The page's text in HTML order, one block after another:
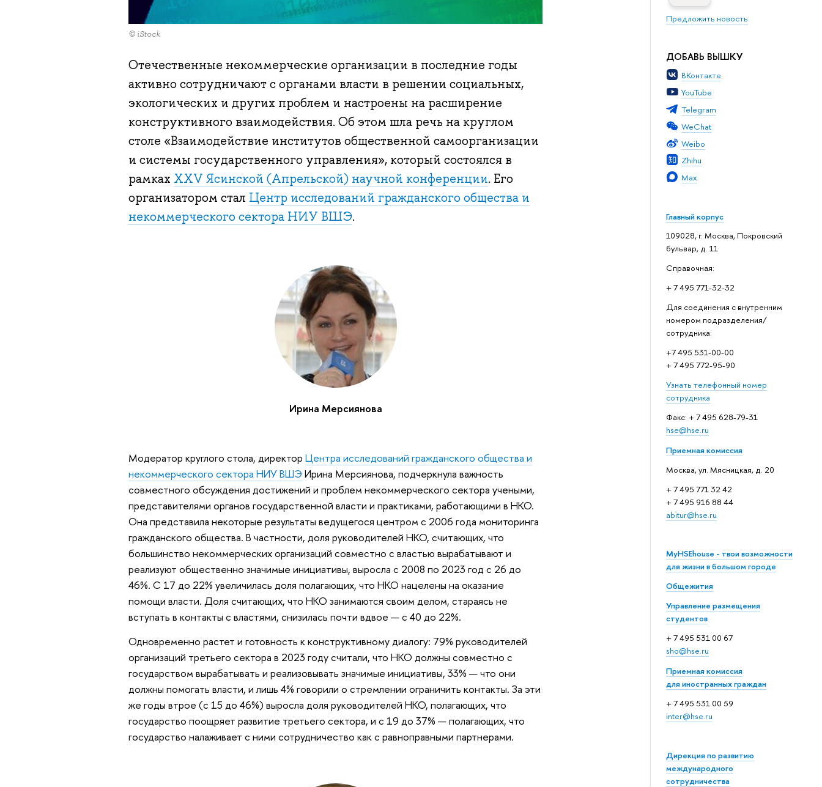
Предложить новость
ДОБАВЬ ВЫШКУ
ВКонтакте
YouTube
Telegram
WeChat
Weibo
Zhihu
Max
Главный корпус
109028, г. Москва, Покровский
бульвар, д. 11
Справочная:
+ 7 495 771-32-32
Для соединения с внутренним
номером подразделения/
сотрудника:
+7 495 531-00-00
+ 7 495 772-95-90
Узнать телефонный номер
сотрудника
Факс: + 7 495 628-79-31
hse@hse.ru
Приемная комиссия
Москва, ул. Мясницкая, д. 20
+ 7 495 771 32 42
+ 7 495 916 88 44
abitur@hse.ru
MyHSEhouse - твои возможности
для жизни в большом городе
Общежития
Управление размещения
студентов
+ 7 495 531 00 67
sho@hse.ru
Приемная комиссия
для иностранных граждан
+ 7 495 531 00 59
inter@hse.ru
Дирекция по развитию
международного
сотрудничества
© iStock
Отечественные некоммерческие организации в последние годы
активно сотрудничают с органами власти в решении социальных,
экологических и других проблем и настроены на расширение
конструктивного взаимодействия. Об этом шла речь на круглом
столе «Взаимодействие институтов общественной самоорганизации
и системы государственного управления», который состоялся в
рамках XXV Ясинской (Апрельской) научной конференции. Его
организатором стал Центр исследований гражданского общества и
некоммерческого сектора НИУ ВШЭ.
Ирина Мерсиянова
Модератор круглого стола, директор Центра исследований гражданского общества и
некоммерческого сектора НИУ ВШЭ Ирина Мерсиянова, подчеркнула важность
совместного обсуждения достижений и проблем некоммерческого сектора учеными,
представителями органов государственной власти и практиками, работающими в НКО.
Она представила некоторые результаты ведущегося центром с 2006 года мониторинга
гражданского общества. В частности, доля руководителей НКО, считающих, что
большинство некоммерческих организаций совместно с властью вырабатывают и
реализуют общественно значимые инициативы, выросла с 2008 по 2023 год с 26 до
46%. С 17 до 22% увеличилась доля полагающих, что НКО нацелены на оказание
помощи власти. Доля считающих, что НКО занимаются своим делом, стараясь не
вступать в контакты с властями, снизилась почти вдвое — с 40 до 22%.
Одновременно растет и готовность к конструктивному диалогу: 79% руководителей
организаций третьего сектора в 2023 году считали, что НКО должны совместно с
государством вырабатывать и реализовывать значимые инициативы, 33% — что они
должны помогать власти, и лишь 4% говорили о стремлении ограничить контакты. За эти
же годы втрое (с 15 до 46%) выросла доля руководителей НКО, полагающих, что
государство поощряет развитие третьего сектора, и с 19 до 37% — полагающих, что
государство налаживает с ними сотрудничество как с равноправными партнерами.